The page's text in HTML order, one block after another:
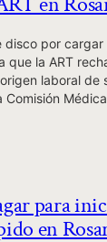
disco por
que la ART
laboral de
Comisión
para
en